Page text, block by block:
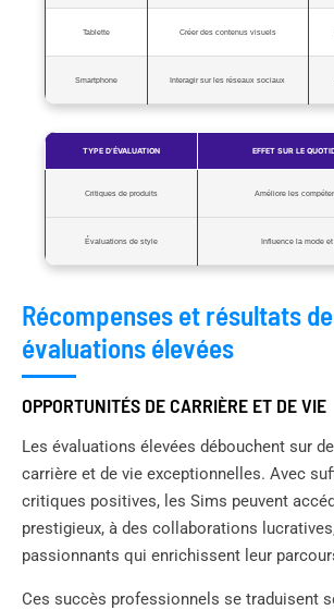
Tablette Créer des contenus visuels
Smartphone Interagir sur les réseaux sociaux
TYPE D’ÉVALUATION EFFET SUR LE
Critiques de produits Améliore les
Évaluations de style Influence la mode
Récompenses et résultats
évaluations élevées
OPPORTUNITÉS DE CARRIÈRE ET DE VIE
Les évaluations élevées débouchent sur
carrière et de vie exceptionnelles. Avec
critiques positives, les Sims peuvent
prestigieux, à des collaborations
passionnants qui enrichissent leur
Ces succès professionnels se traduisent